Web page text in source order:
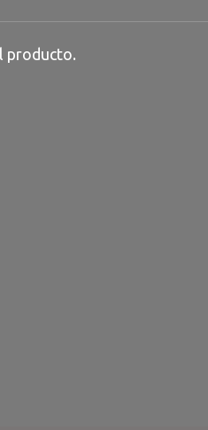
producto.